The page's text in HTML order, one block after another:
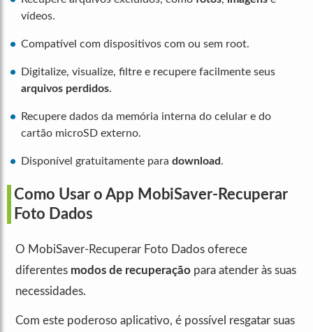
vídeos.
Compatível com dispositivos com ou sem root.
Digitalize, visualize, filtre e recupere facilmente seus
arquivos perdidos.
Recupere dados da memória interna do celular e do
cartão microSD externo.
Disponível gratuitamente para download.
Como Usar o App MobiSaver-Recuperar
Foto Dados
O MobiSaver-Recuperar Foto Dados oferece
diferentes modos de recuperação para atender às suas
necessidades.
Com este poderoso aplicativo, é possível resgatar suas